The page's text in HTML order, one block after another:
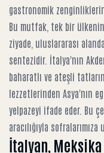
gastronomik
Bu mutfak, tek bir
ziyade, uluslararası
sentezidir. İtalya'nın
baharatlı ve ateşli
lezzetlerinden Asya'nın
yelpazeyi ifade eder. Bu
aracılığıyla
İtalyan, Meksika